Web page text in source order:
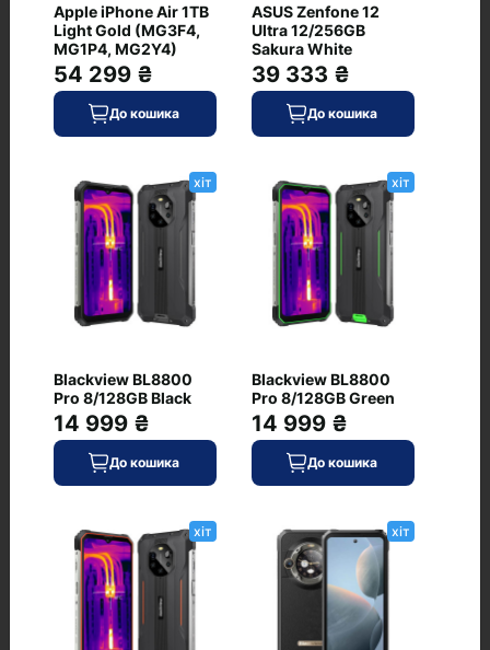
Матеріал кришки/рамки
скло (Gorilla Glass Victus+) / пластик
Тип клавіатури
екранне введення
Живлення
Ємність акумулятора, мА·год
5000
Додатково
Стереодинаміки
Відгуки
+ Додати відгук
Apple iPhone Air 1TB
Light Gold (MG3F4,
MG1P4, MG2Y4)
54 299 ₴
До кошика
ASUS Zenfone 12
Ultra 12/256GB
Sakura White
39 333 ₴
До кошика
хіт
Blackview BL8800
Pro 8/128GB Black
14 999 ₴
До кошика
хіт
Blackview BL8800
Pro 8/128GB Green
14 999 ₴
До кошика
хіт хіт